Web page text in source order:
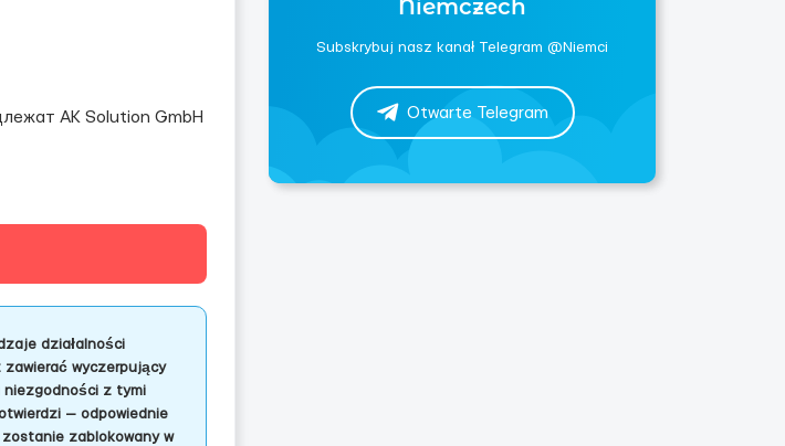
AK Solution GmbH
działalności
wyczerpujący
niezgodności z tymi
— odpowiednie
zablokowany w
Niemczech
Subskrybuj nasz kanał Telegram @Niemci
Otwarte Telegram